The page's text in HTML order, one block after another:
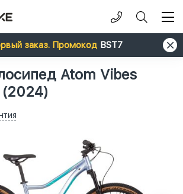
заказ. Промокод BST7
Atom Vibes
(2024)